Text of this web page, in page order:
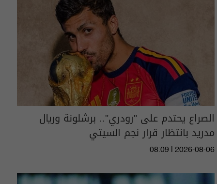
الصراع يحتدم على "رودري".. برشلونة وريال
مدريد بانتظار قرار نجم السيتي
08:09 | 2026-08-06